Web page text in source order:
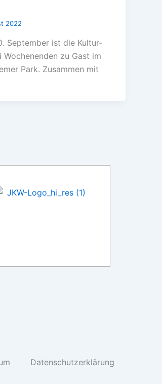
2022
September ist die Kultur-
zu Gast im
Park. Zusammen mit
Datenschutzerklärung